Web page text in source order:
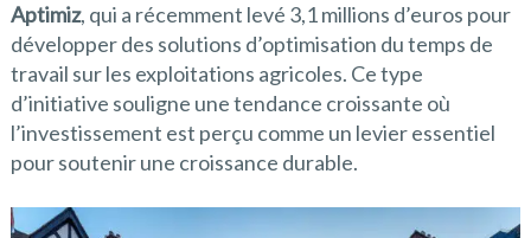
Aptimiz, qui a récemment levé 3,1 millions d’euros pour
développer des solutions d’optimisation du temps de
travail sur les exploitations agricoles. Ce type
d’initiative souligne une tendance croissante où
l’investissement est perçu comme un levier essentiel
pour soutenir une croissance durable.